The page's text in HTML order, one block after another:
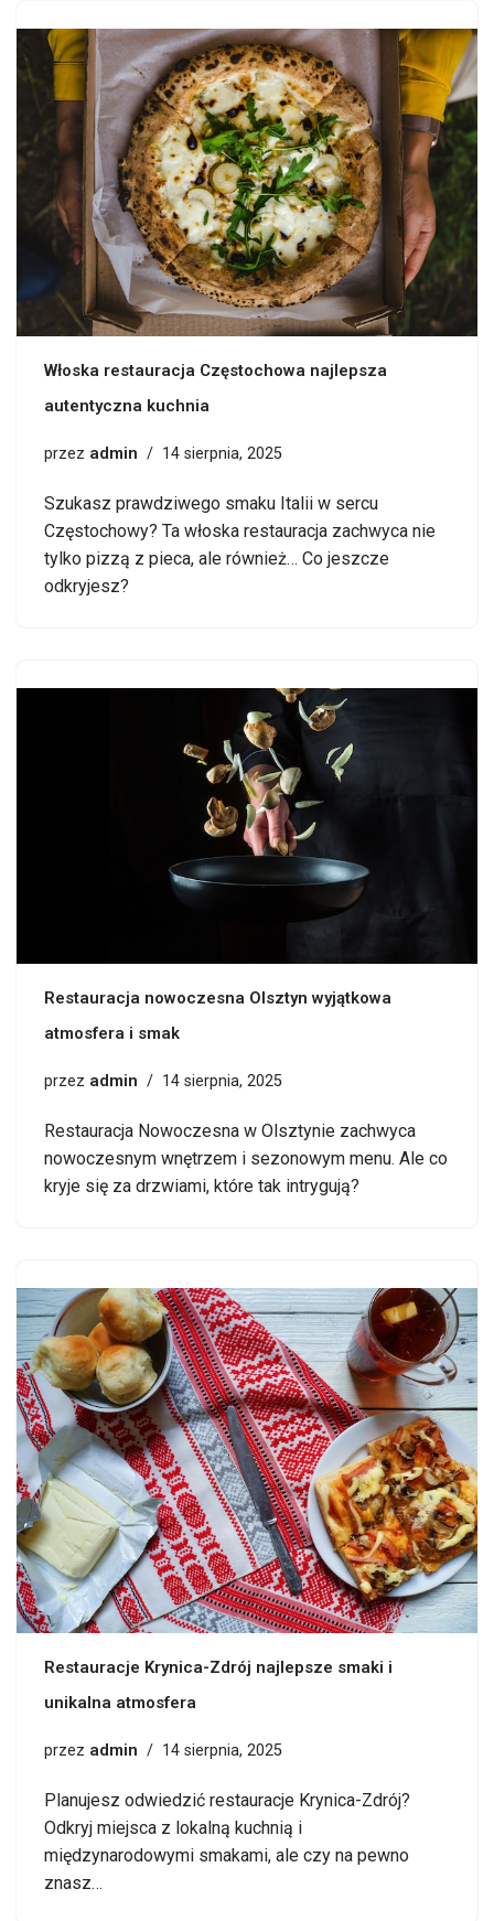
Włoska restauracja Częstochowa najlepsza
autentyczna kuchnia
przez admin 14 sierpnia, 2025
Szukasz prawdziwego smaku Italii w sercu
Częstochowy? Ta włoska restauracja zachwyca nie
tylko pizzą z pieca, ale również… Co jeszcze
odkryjesz?
Restauracja nowoczesna Olsztyn wyjątkowa
atmosfera i smak
przez admin 14 sierpnia, 2025
Restauracja Nowoczesna w Olsztynie zachwyca
nowoczesnym wnętrzem i sezonowym menu. Ale co
kryje się za drzwiami, które tak intrygują?
Restauracje Krynica-Zdrój najlepsze smaki i
unikalna atmosfera
przez admin 14 sierpnia, 2025
Planujesz odwiedzić restauracje Krynica-Zdrój?
Odkryj miejsca z lokalną kuchnią i
międzynarodowymi smakami, ale czy na pewno
znasz…